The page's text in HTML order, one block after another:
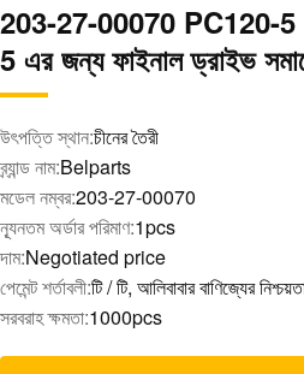
203-27-00070 PC120-
5 এর জন্য ফাইনাল ড্রাইভ
উৎপত্তি স্থান:চীনের তৈরী
ব্র্যান্ড নাম:Belparts
মডেল নম্বর:203-27-00070
ন্যূনতম অর্ডার পরিমাণ:1pcs
দাম:Negotiated price
পেমেন্ট শর্তাবলী:টি / টি, আলিবাবার বাণিজ্যের
সরবরাহ ক্ষমতা:1000pcs